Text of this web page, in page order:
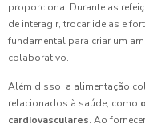
proporciona. Durante as
de interagir, trocar ideias e
fundamental para criar um
colaborativo.
Além disso, a alimentação
relacionados à saúde, como
cardiovasculares. Ao